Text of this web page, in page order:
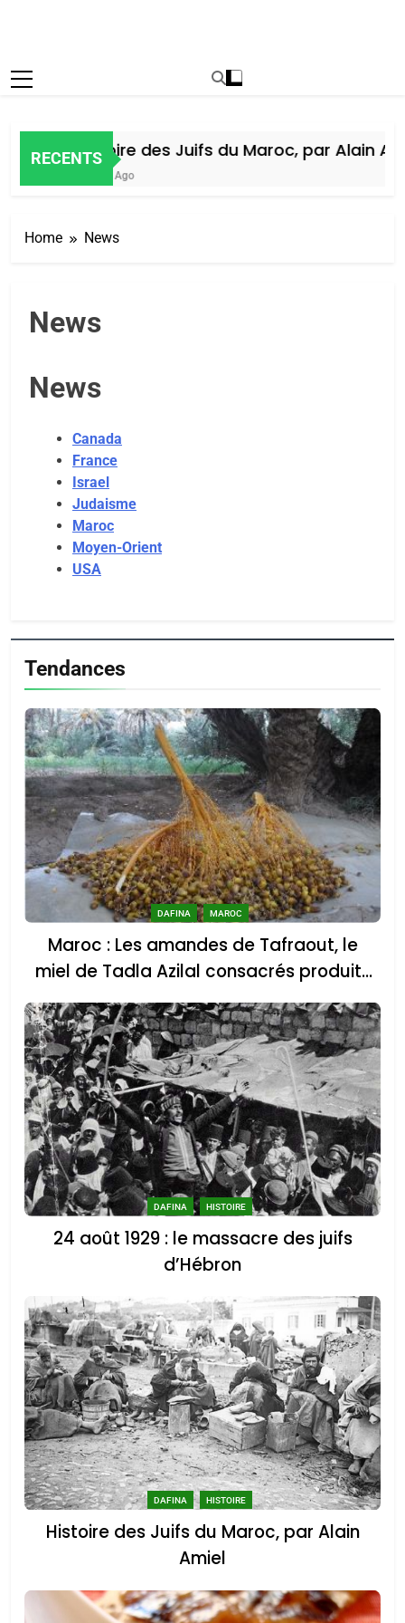
RECENTS
Histoire des Juifs du Maroc, par Alain
6 Jours Ago
Home News
Tendances
DAFINA MAROC
Maroc : Les amandes de Tafraout, le
miel de Tadla Azilal consacrés produits
du terroir
DAFINA HISTOIRE
24 août 1929 : le massacre des juifs
d’Hébron
DAFINA HISTOIRE
Histoire des Juifs du Maroc, par Alain
Amiel
News
News
Canada
France
Israel
Judaisme
Maroc
Moyen-Orient
USA
5
2025, l’année la plus
meurtrière selon le
rapport d’ADL contre
l’antisémitisme
FRANCE ISRAÉL
6
FIÈRE, DIGNE ET RÉSILIENTE :
MA JUDAÏTE par Thérèse
ISRAÉL JUDAISME